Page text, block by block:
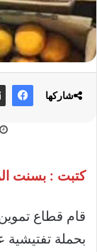
كتبت : بسنت
قام قطاع
بحملة
شاركها